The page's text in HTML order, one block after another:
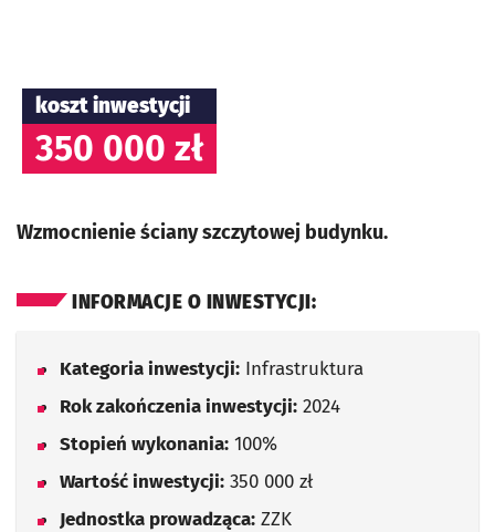
koszt inwestycji
350 000 zł
Wzmocnienie ściany szczytowej budynku.
INFORMACJE O INWESTYCJI:
Kategoria inwestycji: Infrastruktura
Rok zakończenia inwestycji: 2024
Stopień wykonania: 100%
Wartość inwestycji: 350 000 zł
Jednostka prowadząca: ZZK